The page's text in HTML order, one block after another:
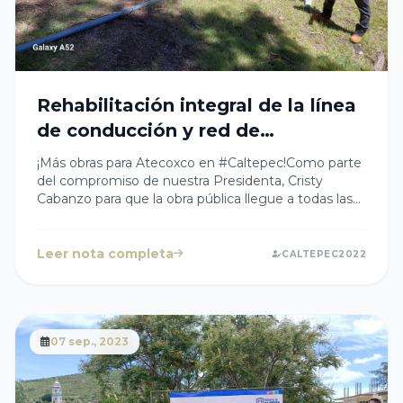
Rehabilitación integral de la línea
de conducción y red de
distribución en la localidad de
Atecoxco
¡Más obras para Atecoxco en #Caltepec!Como parte
del compromiso de nuestra Presidenta, Cristy
Cabanzo para que la obra pública llegue a todas las
localidad de Atecoxco.Estamos enfocados en
Caltepec más fuerte y próspero para
todos.#CaltepecAvanza #ObrasPúblicas
Leer nota completa CALTEPEC2022
07 sep., 2023